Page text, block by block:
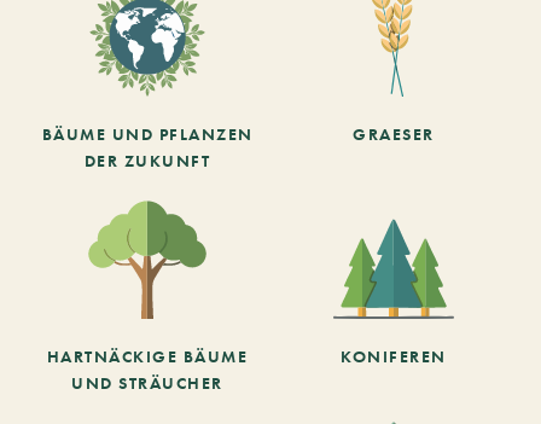
BÄUME UND PFLANZEN
DER ZUKUNFT
GRAESER
HARTNÄCKIGE BÄUME
UND STRÄUCHER
KONIFEREN